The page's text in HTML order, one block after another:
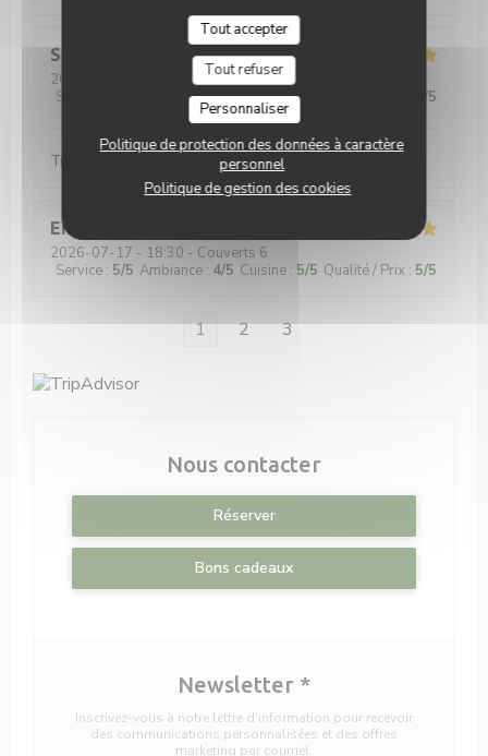
Tout accepter
Tout refuser
Personnaliser
Politique de protection des données à caractère
personnel
Politique de gestion des cookies
Stéphane
2026-07-23
- 13:15 - Couverts 3
Service
Ambiance:5/5 Cuisine:5 /5
Trop bon, top burgers au Luxembourg !
Eric
2026-07-17 - 18:30 - Couverts 6
Service : 5/5 Ambiance : 4/5 Cuisine : 5/5 Qualité / Prix : 5/5
1 2 3
Nous contacter
Réserver
Bons cadeaux
Newsletter *
Inscrivez-vous à notre lettre d'information pour recevoir
des communications personnalisées et des offres
marketing par courriel.